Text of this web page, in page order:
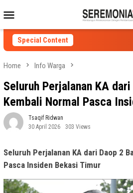
to
contentMenu
Special Content
Home Info Warga
Seluruh Perjalanan KA
Kembali Normal Pasca
Tsaqif Ridwan
30 April 2026
303 Views
Seluruh Perjalanan KA dari Daop 2
Pasca Insiden Bekasi Timur